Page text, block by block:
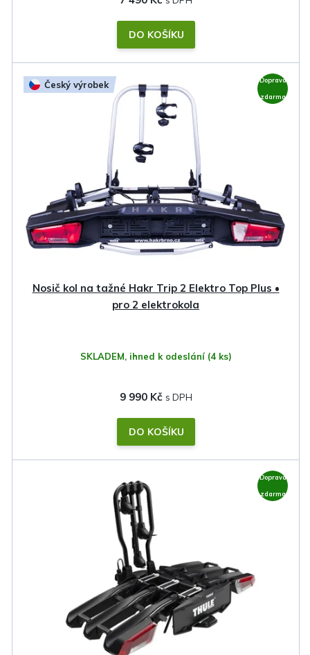
DO KOŠÍKU
Český výrobek Doprava
zdarma
Nosič kol na tažné Hakr Trip 2 Elektro Top Plus •
pro 2 elektrokola
SKLADEM, ihned k odeslání (4 ks)
9 990 Kč
DO KOŠÍKU
Doprava
zdarma